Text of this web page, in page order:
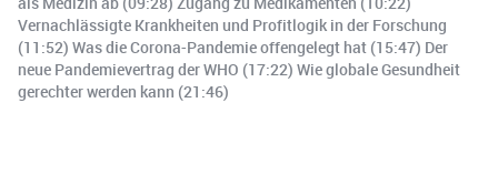
Vernachlässigte Krankheiten und Profitlogik in der Forschung
(11:52) Was die Corona-Pandemie offengelegt hat (15:47) Der
neue Pandemievertrag der WHO (17:22) Wie globale Gesundheit
gerechter werden kann (21:46)